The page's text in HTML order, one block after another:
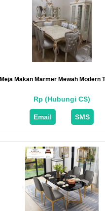
Meja Makan Marmer Mewah Modern
Rp (Hubungi CS)
Email SMS